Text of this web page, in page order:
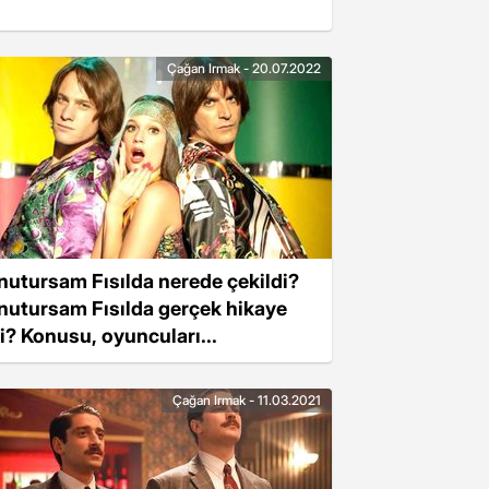
Fısılda nerede çekildi?
Fısılda gerçek hikaye
Konusu, oyuncuları...
Çağan Irmak - 20.07.2022
Çağan Irmak - 11.03.2021